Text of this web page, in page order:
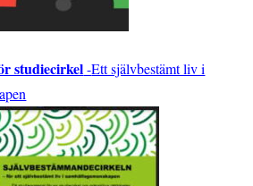
studiecirkel-Ett självbestämt liv i